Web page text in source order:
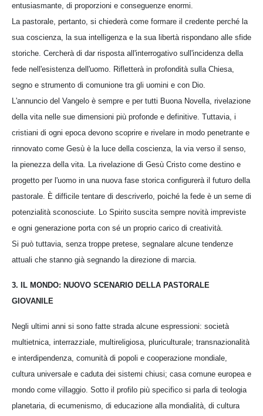
entusiasmante, di proporzioni e conseguenze enormi.
La pastorale, pertanto, si chiederà come formare il credente perché la
sua coscienza, la sua intelligenza e la sua libertà rispondano alle sfide
storiche. Cercherà di dar risposta all'interrogativo sull'incidenza della
fede nell'esistenza dell'uomo. Rifletterà in profondità sulla Chiesa,
segno e strumento di comunione tra gli uomini e con Dio.
L'annuncio del Vangelo è sempre e per tutti Buona Novella, rivelazione
della vita nelle sue dimensioni più profonde e definitive. Tuttavia, i
cristiani di ogni epoca devono scoprire e rivelare in modo penetrante e
rinnovato come Gesù è la luce della coscienza, la via verso il senso,
la pienezza della vita. La rivelazione di Gesù Cristo come destino e
progetto per l'uomo in una nuova fase storica configurerà il futuro della
pastorale. È difficile tentare di descriverlo, poiché la fede è un seme di
potenzialità sconosciute. Lo Spirito suscita sempre novità impreviste
e ogni generazione porta con sé un proprio carico di creatività.
Si può tuttavia, senza troppe pretese, segnalare alcune tendenze
attuali che stanno già segnando la direzione di marcia.
3. IL MONDO: NUOVO SCENARIO DELLA PASTORALE
GIOVANILE
Negli ultimi anni si sono fatte strada alcune espressioni: società
multietnica, interrazziale, multireligiosa, pluriculturale; transnazionalità
e interdipendenza, comunità di popoli e cooperazione mondiale,
cultura universale e caduta dei sistemi chiusi; casa comune europea e
mondo come villaggio. Sotto il profilo più specifico si parla di teologia
planetaria, di ecumenismo, di educazione alla mondialità, di cultura